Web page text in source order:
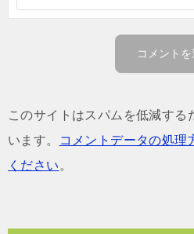
このサイトはスパムを低減する
います。
コメントデータの処理
ください 。